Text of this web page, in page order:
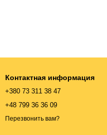
Контактная информация
+380 73 311 38 47
+48 799 36 36 09
Перезвонить вам?